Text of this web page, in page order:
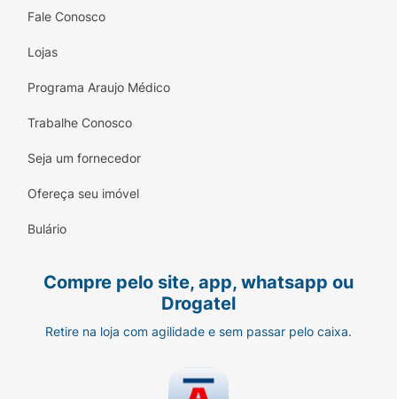
agradável por um período prolongado.
mulheres que exalam luz e autoconfiança.
Embalagem de 200ml:
praia ou academia.
Modo de Usar:
generosamente sobre a pele limpa,
focando nos pulsos, pescoço e colo
para uma difusão perfeita.
Com uma distância de
aproximadamente 15cm, borrife
Fale Conosco
Lojas
Programa Araujo Médico
Trabalhe Conosco
Seja um fornecedor
Ofereça seu imóvel
Bulário
Compre pelo site, app, whatsapp ou
Drogatel
Retire na loja com agilidade e sem passar pelo caixa.